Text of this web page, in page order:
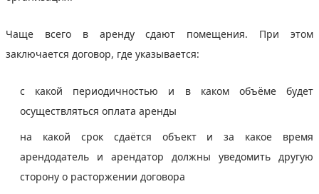
Чаще всего в аренду сдают помещения. При этом
заключается договор, где указывается:
с какой периодичностью и в каком объёме будет
осуществляться оплата аренды
на какой срок сдаётся объект и за какое время
арендодатель и арендатор должны уведомить другую
сторону о расторжении договора